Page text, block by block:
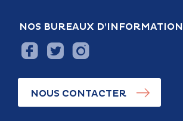
NOS BUREAUX D’INFORMATION
NOUS CONTACTER